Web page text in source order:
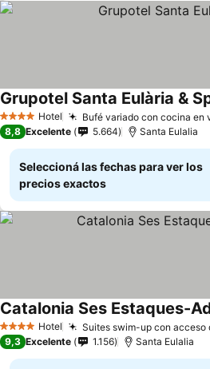
4 EstrellasHotel Bufé variado con cocina en
Grupotel Santa Eulària &
8,8 Excelente 5.664 Santa Eulalia
Seleccioná las fechas para ver los
precios exactos
4 EstrellasHotel Suites swim-up con acceso
Catalonia Ses Estaques-
9,3 Excelente 1.156 Santa Eulalia